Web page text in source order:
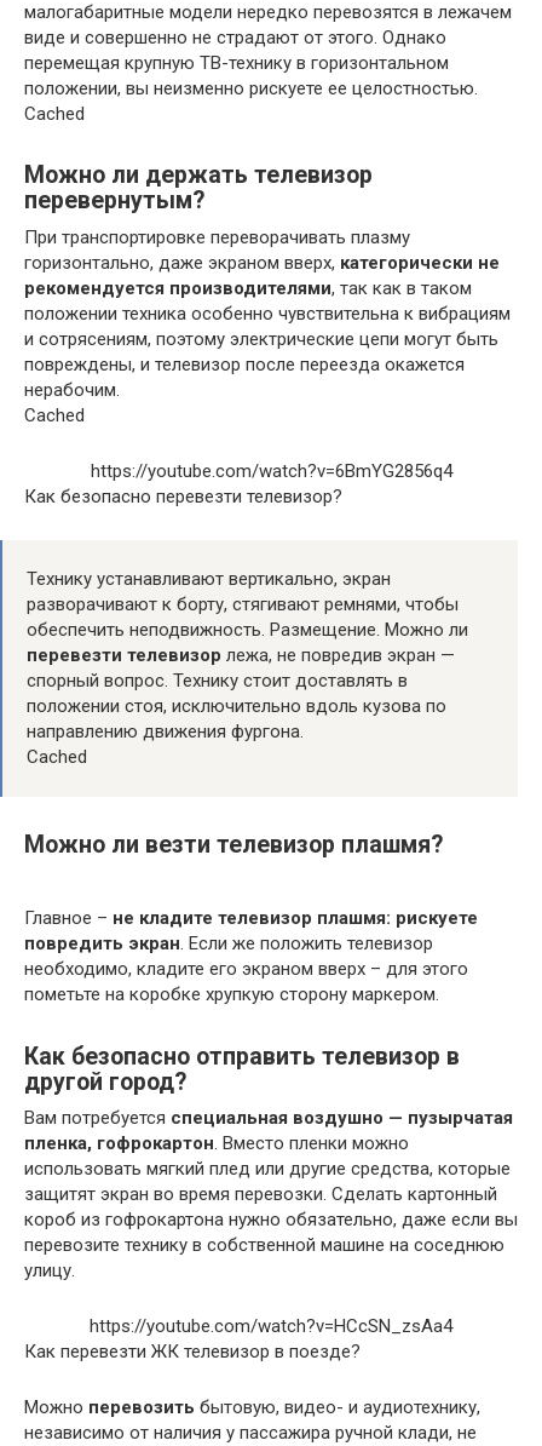
малогабаритные модели нередко перевозятся в лежачем
виде и совершенно не страдают от этого. Однако
перемещая крупную ТВ-технику в горизонтальном
положении, вы неизменно рискуете ее целостностью.
Cached
Можно ли держать телевизор
перевернутым?
При транспортировке переворачивать плазму
горизонтально, даже экраном вверх, категорически не
рекомендуется производителями, так как в таком
положении техника особенно чувствительна к вибрациям
и сотрясениям, поэтому электрические цепи могут быть
повреждены, и телевизор после переезда окажется
нерабочим.
Cached
https://youtube.com/watch?v=6BmYG2856q4
Как безопасно перевезти телевизор?
Технику устанавливают вертикально, экран
разворачивают к борту, стягивают ремнями, чтобы
обеспечить неподвижность. Размещение. Можно ли
перевезти телевизор лежа, не повредив экран —
спорный вопрос. Технику стоит доставлять в
положении стоя, исключительно вдоль кузова по
направлению движения фургона.
Cached
Можно ли везти телевизор плашмя?
Главное – не кладите телевизор плашмя: рискуете
повредить экран. Если же положить телевизор
необходимо, кладите его экраном вверх – для этого
пометьте на коробке хрупкую сторону маркером.
Как безопасно отправить телевизор в
другой город?
Вам потребуется специальная воздушно — пузырчатая
пленка, гофрокартон. Вместо пленки можно
использовать мягкий плед или другие средства, которые
защитят экран во время перевозки. Сделать картонный
короб из гофрокартона нужно обязательно, даже если вы
перевозите технику в собственной машине на соседнюю
улицу.
https://youtube.com/watch?v=HCcSN_zsAa4
Как перевезти ЖК телевизор в поезде?
Можно перевозить бытовую, видео- и аудиотехнику,
независимо от наличия у пассажира ручной клади, не